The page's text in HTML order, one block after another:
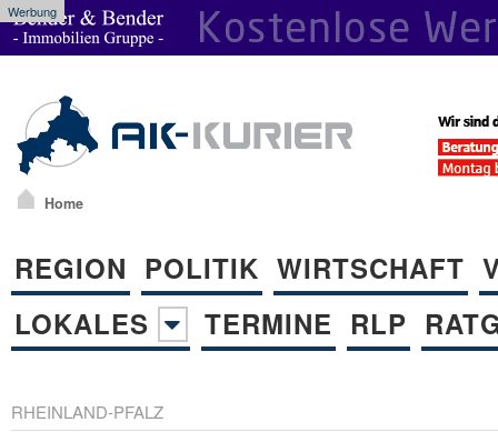
Werbung
Home
REGION POLITIK WIRTSCHAFT
LOKALES
TERMINE RLP
RHEINLAND-PFALZ